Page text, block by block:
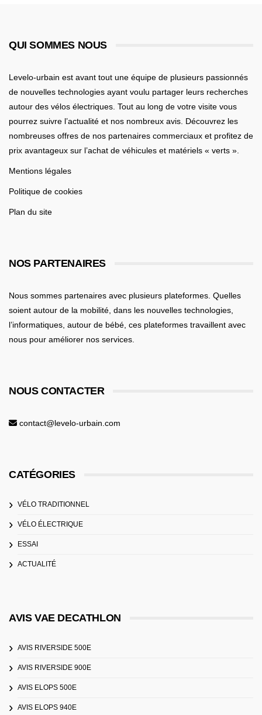
QUI SOMMES NOUS
Levelo-urbain est avant tout une équipe de plusieurs passionnés
de nouvelles technologies ayant voulu partager leurs recherches
autour des vélos électriques. Tout au long de votre visite vous
pourrez suivre l’actualité et nos nombreux avis. Découvrez les
nombreuses offres de nos partenaires commerciaux et profitez de
prix avantageux sur l’achat de véhicules et matériels « verts ».
Mentions légales
Politique de cookies
Plan du site
NOS PARTENAIRES
Nous sommes partenaires avec plusieurs plateformes. Quelles
soient autour de la mobilité, dans les nouvelles technologies,
l’informatiques, autour de bébé, ces plateformes travaillent avec
nous pour améliorer nos services.
NOUS CONTACTER
contact@levelo-urbain.com
CATÉGORIES
VÉLO TRADITIONNEL
VÉLO ÉLECTRIQUE
ESSAI
ACTUALITÉ
AVIS VAE DECATHLON
AVIS RIVERSIDE 500E
AVIS RIVERSIDE 900E
AVIS ELOPS 500E
AVIS ELOPS 940E